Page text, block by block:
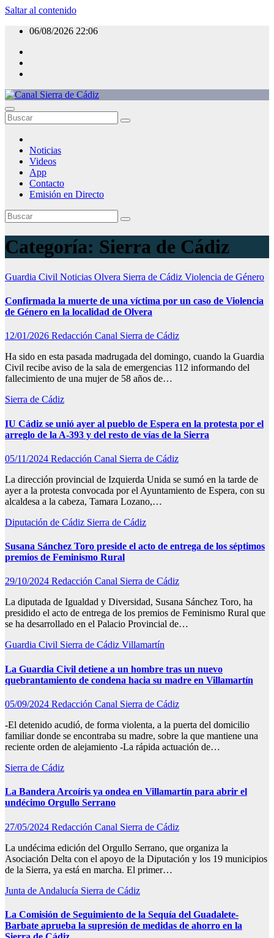
Saltar al contenido
06/08/2026 22:06
Canal Sierra de Cádiz
La televisión de la Sierra de Cádiz
Noticias
Videos
App
Contacto
Emisión en Directo
Categoría: Sierra de Cádiz
Guardia Civil Noticias Olvera Sierra de Cádiz Violencia de Género
Confirmada la muerte de una víctima por un caso de Violencia
de Género en la localidad de Olvera
12/01/2026 Redacción Canal Sierra de Cádiz
Ha sido en esta pasada madrugada del domingo, cuando la Guardia
Civil recibe aviso de la sala de emergencias 112 informando del
fallecimiento de una mujer de 58 años de…
Sierra de Cádiz
IU Cádiz se unió ayer al pueblo de Espera en la protesta por el
arreglo de la A-393 y del resto de vías de la Sierra
05/11/2024 Redacción Canal Sierra de Cádiz
La dirección provincial de Izquierda Unida se sumó en la tarde de
ayer a la protesta convocada por el Ayuntamiento de Espera, con su
alcaldesa a la cabeza, Tamara Lozano,…
Diputación de Cádiz Sierra de Cádiz
Susana Sánchez Toro preside el acto de entrega de los séptimos
premios de Feminismo Rural
29/10/2024 Redacción Canal Sierra de Cádiz
La diputada de Igualdad y Diversidad, Susana Sánchez Toro, ha
presidido el acto de entrega de los premios de Feminismo Rural que
se ha desarrollado en el Palacio Provincial de…
Guardia Civil Sierra de Cádiz Villamartín
La Guardia Civil detiene a un hombre tras un nuevo
quebrantamiento de condena hacia su madre en Villamartín
05/09/2024 Redacción Canal Sierra de Cádiz
-El detenido acudió, de forma violenta, a la puerta del domicilio
familiar donde se encontraba su madre, sobre la que mantiene una
reciente orden de alejamiento -La rápida actuación de…
Sierra de Cádiz
La Bandera Arcoíris ya ondea en Villamartín para abrir el
undécimo Orgullo Serrano
27/05/2024 Redacción Canal Sierra de Cádiz
La undécima edición del Orgullo Serrano, que organiza la
Asociación Delta con el apoyo de la Diputación y los 19 municipios
de la Sierra, ya está en marcha. El primer…
Junta de Andalucía Sierra de Cádiz
La Comisión de Seguimiento de la Sequía del Guadalete-
Barbate aprueba la supresión de medidas de ahorro en la